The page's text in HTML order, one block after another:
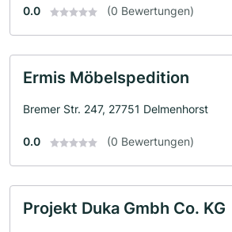
0.0 (0 Bewertungen)
Ermis Möbelspedition
Bremer Str. 247, 27751 Delmenhorst
0.0 (0 Bewertungen)
Projekt Duka Gmbh Co. KG